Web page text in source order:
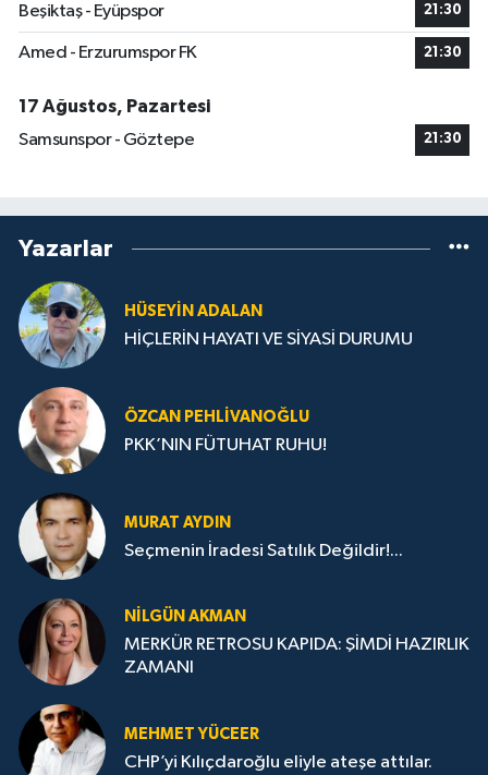
Beşiktaş - Eyüpspor 21:30
Amed - Erzurumspor FK 21:30
17 Ağustos, Pazartesi
Samsunspor - Göztepe
21:30
Yazarlar
HÜSEYIN ADALAN
HİÇLERİN HAYATI VE SİYASİ DURUMU
ÖZCAN PEHLIVANOĞLU
PKK’NIN FÜTUHAT RUHU!
MURAT AYDIN
Seçmenin İradesi Satılık Değildir!...
NILGÜN AKMAN
MERKÜR RETROSU KAPIDA: ŞİMDİ HAZIRLIK
ZAMANI
MEHMET YÜCEER
CHP’yi Kılıçdaroğlu eliyle ateşe attılar.